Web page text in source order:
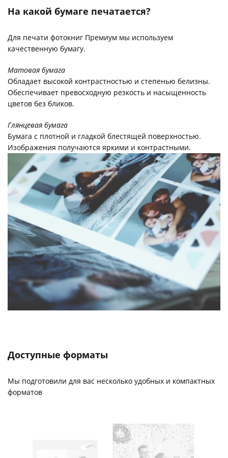
На какой бумаге печатается?
Для печати фотокниг Премиум мы используем
качественную бумагу.
Матовая бумага
Обладает высокой контрастностью и степенью белизны.
Обеспечивает превосходную резкость и насыщенность
цветов без бликов.
Глянцевая бумага
Бумага с плотной и гладкой блестящей поверхностью.
Изображения получаются яркими и контрастными.
Доступные форматы
Мы подготовили для вас несколько удобных и компактных
форматов